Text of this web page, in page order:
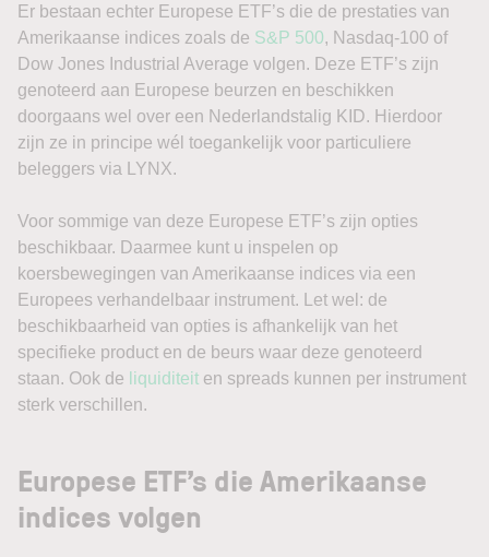
Er bestaan echter Europese ETF’s die de prestaties van
Amerikaanse indices zoals de S&P 500, Nasdaq-100 of
Dow Jones Industrial Average volgen. Deze ETF’s zijn
genoteerd aan Europese beurzen en beschikken
doorgaans wel over een Nederlandstalig KID. Hierdoor
zijn ze in principe wél toegankelijk voor particuliere
beleggers via LYNX.
Voor sommige van deze Europese ETF’s zijn opties
beschikbaar. Daarmee kunt u inspelen op
koersbewegingen van Amerikaanse indices via een
Europees verhandelbaar instrument. Let wel: de
beschikbaarheid van opties is afhankelijk van het
specifieke product en de beurs waar deze genoteerd
staan. Ook de liquiditeit en spreads kunnen per instrument
sterk verschillen.
Europese ETF’s die Amerikaanse
indices volgen